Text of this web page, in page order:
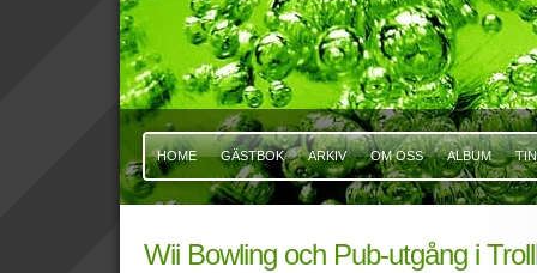
HOME GÄSTBOK ARKIV OM OSS ALBUM
Wii Bowling och Pub-utgång i